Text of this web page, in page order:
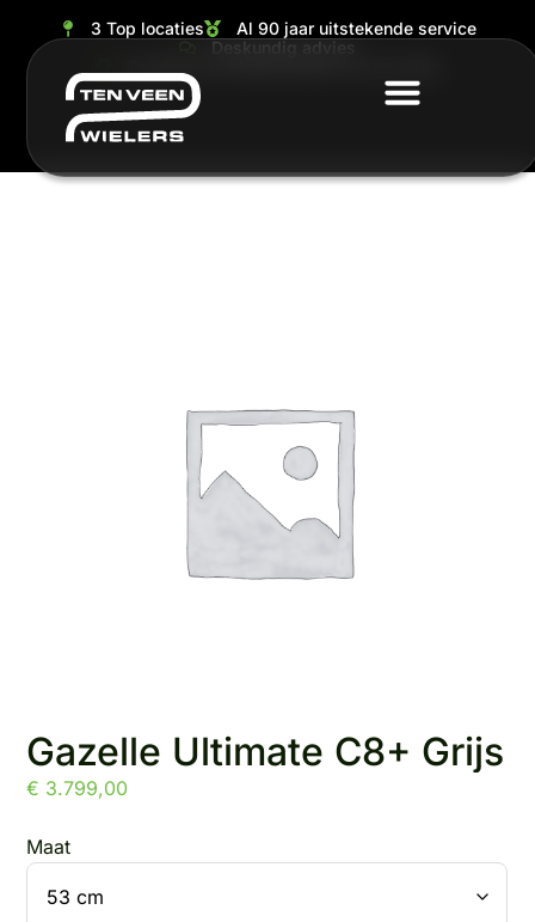
3 Top locaties
Al 90 jaar uitstekende service
Deskundig advies
Gazelle Ultimate C8+ Grijs
€ 3.799,00
Maat